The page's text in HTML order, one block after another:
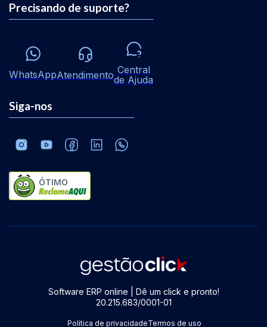
Precisando de suporte?
WhatsAppAtendimento Central
de Ajuda
Siga-nos
ÓTIMO
Software ERP online | Dê um click e pronto!
20.215.683/0001-01
Política de privacidadeTermos de uso